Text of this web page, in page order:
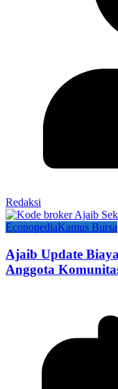
Redaksi
EconopediaKamus Bursa
Ajaib Update
Anggota